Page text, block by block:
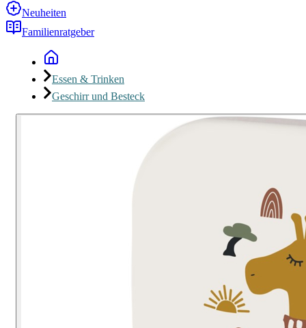
Neuheiten
Familienratgeber
Essen & Trinken
Geschirr und Besteck